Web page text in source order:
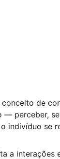
conceito de
— perceber,
indivíduo se
a interações